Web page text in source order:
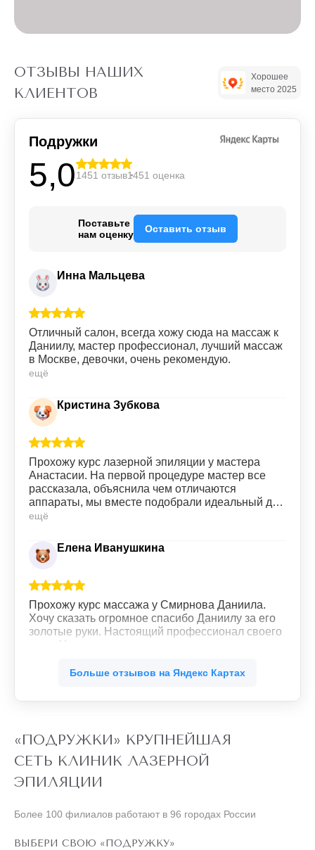
ОТЗЫВЫ НАШИХ
КЛИЕНТОВ
Хорошее
место 2025
Подружки
5,01451 отзыв1451 оценка
Поставьте
нам оценку
Оставить отзыв
Инна Мальцева
Отличный салон, всегда хожу сюда на массаж к
Даниилу, мастер профессионал, лучший массаж
в Москве, девочки, очень рекомендую.
ещё
Кристина Зубкова
Прохожу курс лазерной эпиляции у мастера
Анастасии. На первой процедуре мастер все
рассказала, объяснила чем отличаются
аппараты, мы вместе подобрали идеальный для
меня вариант. Сами процедуры проходят без
быстро. Девушки на ресепшене всегда
приветливы. Всем советую данную клинику.
ещё
Елена Иванушкина
Прохожу курс массажа у Смирнова Даниила.
Хочу сказать огромное спасибо Даниилу за его
золотые руки. Настоящий профессионал своего
дела. Уже со второго сеанса массажа
зажимы в мышцах. Буду продолжать.
Больше отзывов на Яндекс Картах
«ПОДРУЖКИ» КРУПНЕЙШАЯ
СЕТЬ КЛИНИК ЛАЗЕРНОЙ
ЭПИЛЯЦИИ
Более 100 филиалов работают в 96 городах России
ВЫБЕРИ СВОЮ «ПОДРУЖКУ»